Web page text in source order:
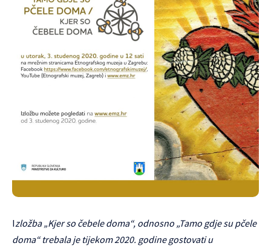
Izložba „Kjer so čebele doma“, odnosno „Tamo gdje su pčele
doma“ trebala je tijekom 2020. godine gostovati u